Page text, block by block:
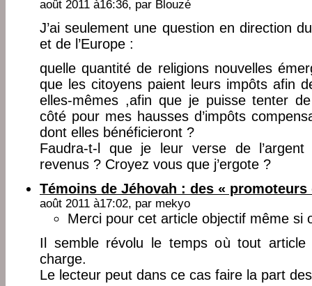
août 2011 à16:36, par Blouzé
J’ai seulement une question en direction
et de l’Europe :
quelle quantité de religions nouvelles
que les citoyens paient leurs impôts afin
elles-mêmes ,afin que je puisse tenter
côté pour mes hausses d’impôts
dont elles bénéficieront ?
Faudra-t-l que je leur verse de
revenus ? Croyez vous que j’ergote ?
Témoins de Jéhovah : des «
août 2011 à17:02, par mekyo
Merci pour cet article objectif même si
Il semble révolu le temps où tout article
charge.
Le lecteur peut dans ce cas faire la part